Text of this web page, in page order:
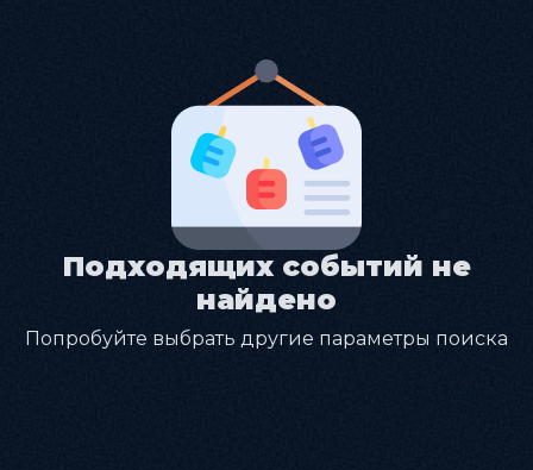
Подходящих событий не
найдено
Попробуйте выбрать другие параметры поиска